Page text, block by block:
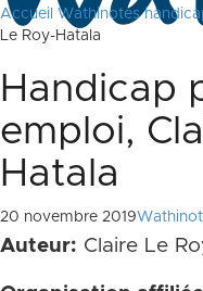
Accueil Wathinotes
Le Roy-Hatala
Handicap
emploi,
Hatala
20 novembre 2019
Auteur: Claire Le